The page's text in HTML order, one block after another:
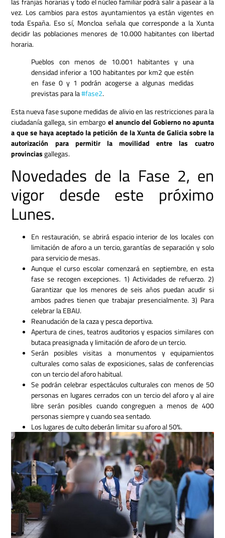
vez. Los cambios para estos ayuntamientos ya están vigentes en
toda España. Eso sí, Moncloa señala que corresponde a la Xunta
decidir las poblaciones menores de 10.000 habitantes con libertad
horaria.
Pueblos con menos de 10.001 habitantes y una
densidad inferior a 100 habitantes por km2 que estén
en fase 0 y 1 podrán acogerse a algunas medidas
previstas para la#fase2.
Esta nueva fase supone medidas de alivio en las restricciones para la
ciudadanía gallega, sin embargo el anuncio del Gobierno no apunta
a que se haya aceptado la petición de la Xunta de Galicia sobre la
autorización para permitir la movilidad entre las cuatro
provinciasgallegas.
Novedades de la Fase 2, en
vigor desde este próximo
Lunes.
En restauración, se abrirá espacio interior de los locales con
limitación de aforo a un tercio, garantías de separación y solo
para servicio de mesas.
Aunque el curso escolar comenzará en septiembre, en esta
fase se recogen excepciones. 1) Actividades de refuerzo. 2)
Garantizar que los menores de seis años puedan acudir si
ambos padres tienen que trabajar presencialmente. 3) Para
celebrar la EBAU.
Reanudación de la caza y pesca deportiva.
Apertura de cines, teatros auditorios y espacios similares con
butaca preasignada y limitación de aforo de un tercio.
Serán posibles visitas a monumentos y equipamientos
culturales como salas de exposiciones, salas de conferencias
con un tercio del aforo habitual.
Se podrán celebrar espectáculos culturales con menos de 50
personas en lugares cerrados con un tercio del aforo y al aire
libre serán posibles cuando congreguen a menos de 400
personas siempre y cuando sea sentado.
Los lugares de culto deberán limitar su aforo al 50%.